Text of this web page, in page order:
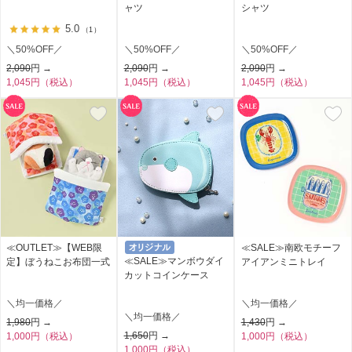
5.0 （1）
＼50%OFF／
2,090円 →
1,045円（税込）
ャツ
＼50%OFF／
2,090円 →
1,045円（税込）
シャツ
＼50%OFF／
2,090円 →
1,045円（税込）
≪OUTLET≫【WEB限
定】ぼうねこお布団一式
＼均一価格／
1,980円 →
1,000円（税込）
≪SALE≫マンボウダイ
カットコインケース
＼均一価格／
1,650円 →
≪SALE≫南欧モチーフ
アイアンミニトレイ
＼均一価格／
1,430円 →
1,000円（税込）